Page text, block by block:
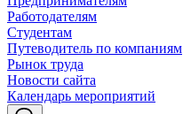
Работодателям
Студентам
Путеводитель по компаниям
Рынок труда
Новости сайта
Календарь мероприятий